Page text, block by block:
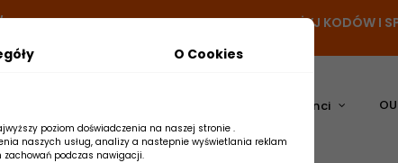
TUBADZIN- DODAJ PRODUKT DO KOSZYKA, UŻYJ KODÓW I
Producenci
O Cookies
poziom doświadczenia na naszej stronie .
naszych usług, analizy a nastepnie wyświetlania reklam
podczas nawigacji.